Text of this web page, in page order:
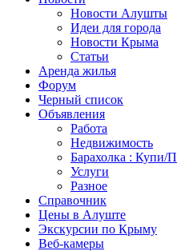
Новости Алушты
Идеи для города
Новости Крыма
Статьи
Аренда жилья
Форум
Черный список
Объявления
Работа
Недвижимость
Барахолка : Купи/
Услуги
Разное
Справочник
Цены в Алуште
Экскурсии по Крыму
Веб-камеры